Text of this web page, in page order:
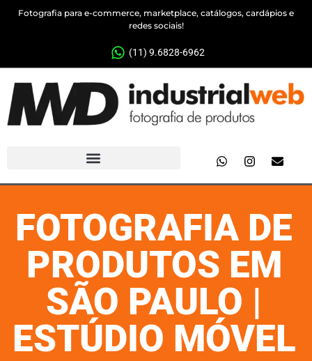
Fotografia para e-commerce, marketplace, catálogos, cardápios e
redes sociais!
(11) 9.6828-6962
FOTOGRAFIA DE
PRODUTOS EM
SÃO PAULO |
ESTÚDIO MÓVEL